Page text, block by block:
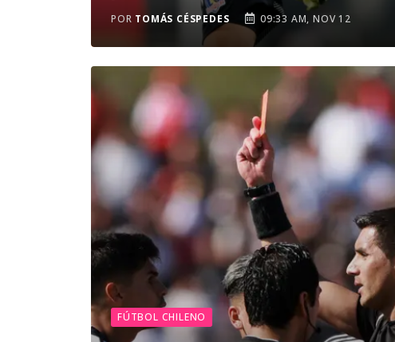
POR TOMÁS CÉSPEDES 09:33 AM, NOV 12
FÚTBOL CHILENO